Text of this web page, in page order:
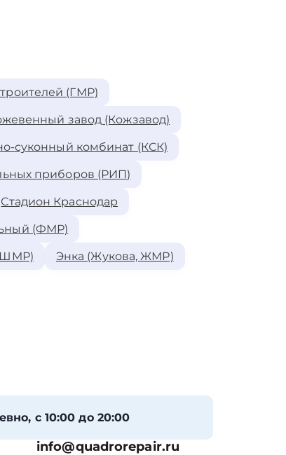
(ГМР)
завод (Кожзавод)
суконный комбинат (КСК)
приборов (РИП)
Стадион Краснодар
(ФМР)
Энка (Жукова, ЖМР)
с 10:00 до 20:00
info@quadrorepair.ru